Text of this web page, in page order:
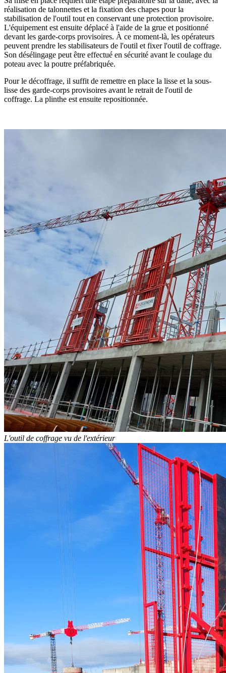
réalisation de talonnettes et la fixation des chapes pour la
stabilisation de l'outil tout en conservant une protection provisoire.
L'équipement est ensuite déplacé à l'aide de la grue et positionné
devant les garde-corps provisoires. À ce moment-là, les opérateurs
peuvent prendre les stabilisateurs de l'outil et fixer l'outil de coffrage.
Son désélingage peut être effectué en sécurité avant le coulage du
poteau avec la poutre préfabriquée.
Pour le décoffrage, il suffit de remettre en place la lisse et la sous-
lisse des garde-corps provisoires avant le retrait de l'outil de
coffrage. La plinthe est ensuite repositionnée.
L'outil de coffrage vu de l'extérieur